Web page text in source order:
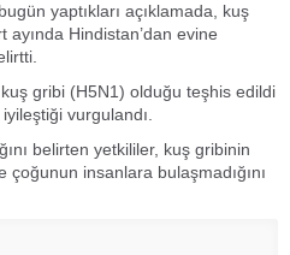
yaptıkları açıklamada, kuş
Hindistan’dan evine
gribi (H5N1) olduğu teşhis edildi
vurgulandı.
belirten yetkililer, kuş gribinin
insanlara bulaşmadığını